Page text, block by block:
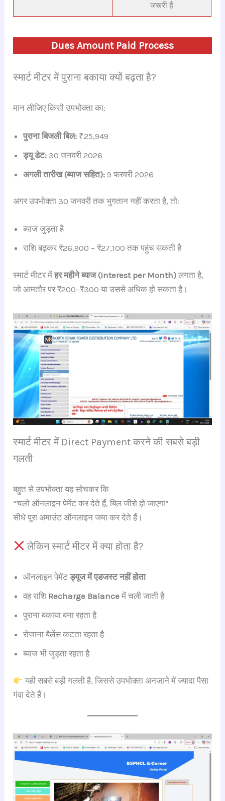
जरूरी है
Dues Amount Paid Process
स्मार्ट मीटर में पुराना बकाया क्यों बढ़ता है?
मान लीजिए किसी उपभोक्ता का:
पुराना बिजली बिल: ₹25,949
ड्यू डेट: 30 जनवरी 2026
अगली तारीख (ब्याज सहित): 9 फरवरी 2026
अगर उपभोक्ता 30 जनवरी तक भुगतान नहीं करता है, तो:
ब्याज जुड़ता है
राशि बढ़कर ₹26,900 – ₹27,100 तक पहुंच सकती है
स्मार्ट मीटर मेंहर महीने ब्याज (Interest per Month) लगता है,
जो आमतौर पर ₹200–₹300 या उससे अधिक हो सकता है।
स्मार्ट मीटर में Direct Payment करने की सबसे बड़ी
गलती
बहुत से उपभोक्ता यह सोचकर कि
“चलो ऑनलाइन पेमेंट कर देते हैं, बिल जीरो हो जाएगा”
सीधे पूरा अमाउंट ऑनलाइन जमा कर देते हैं।
लेकिन स्मार्ट मीटर में क्या होता है?
ऑनलाइन पेमेंटड्यूज में एडजस्ट नहीं होता
वह राशि Recharge Balance में चली जाती है
पुराना बकाया बना रहता है
रोजाना बैलेंस कटता रहता है
ब्याज भी जुड़ता रहता है
यही सबसे बड़ी गलती है, जिससे उपभोक्ता अनजाने में ज्यादा पैसा
गंवा देते हैं।